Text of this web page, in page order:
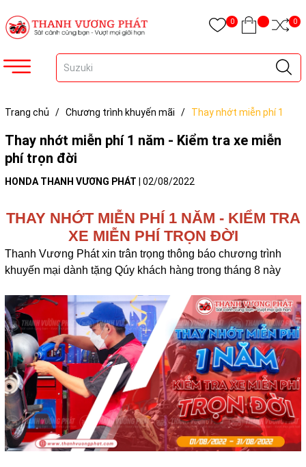
0 0
Trang chủ / Chương trình khuyến mãi /
Thay nhớt miễn phí 1
Thay nhớt miễn phí 1 năm - Kiểm tra xe miễn
phí trọn đời
HONDA THANH VƯƠNG PHÁT 02/08/2022
THAY NHỚT MIỄN PHÍ 1 NĂM - KIỂM TRA
XE MIỄN PHÍ TRỌN ĐỜI
Thanh Vương Phát xin trân trọng thông báo chương trình
khuyến mại dành tặng Qúy khách hàng trong tháng 8 này